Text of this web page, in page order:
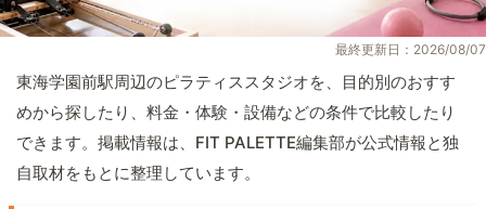
最終更新日：2026/08/07
東海学園前駅周辺のピラティススタジオを、目的別のおすす
めから探したり、料金・体験・設備などの条件で比較したり
できます。掲載情報は、FIT PALETTE編集部が公式情報と独
自取材をもとに整理しています。